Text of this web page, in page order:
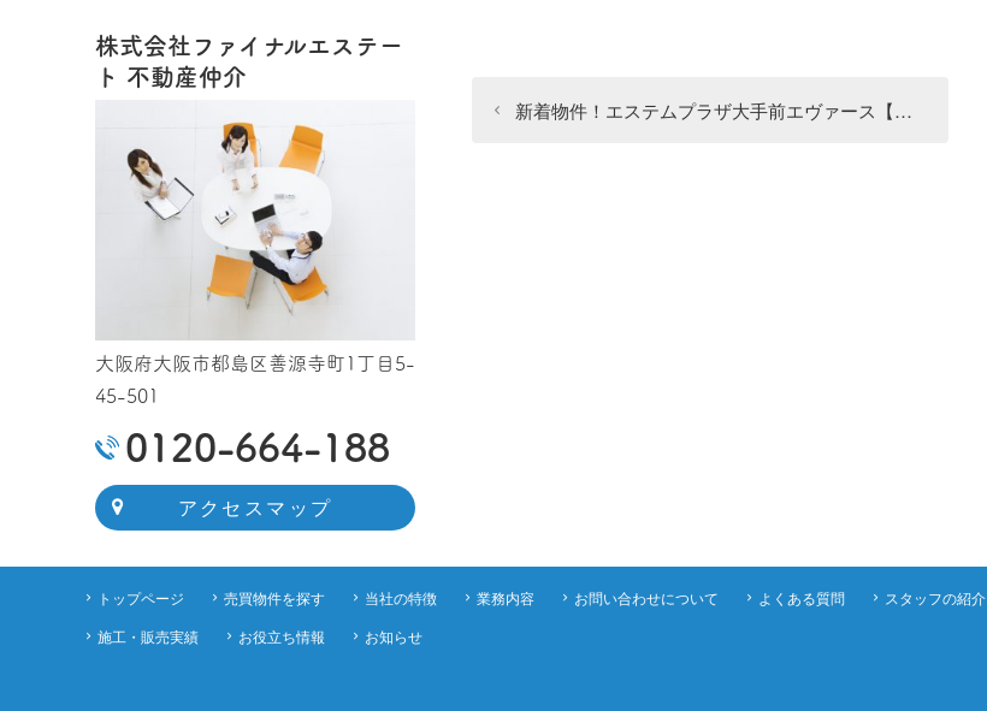
新着物件！エステムプラザ大手前エヴァース【中古マンション】
株式会社ファイナルエステー
ト 不動産仲介
大阪府大阪市都島区善源寺町1丁目5-
45-501
0120-664-188
アクセスマップ
トップページ 売買物件を探す 当社の特徴 業務内容 お問い合わせについて よくある質問 スタッフの紹介
施工・販売実績
お役立ち情報 お知らせ